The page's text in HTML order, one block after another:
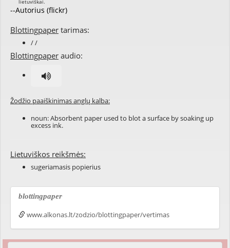
--Autorius (flickr)
Blottingpaper tarimas:
/ /
Blottingpaper audio:
Žodžio paaiškinimas anglų kalba:
noun: Absorbent paper used to blot a surface by soaking up
excess ink.
Lietuviškos reikšmės:
sugeriamasis popierius
blottingpaper
www.alkonas.lt/zodzio/blottingpaper/vertimas